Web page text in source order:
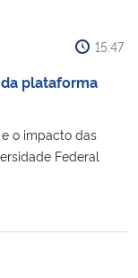
15:47
plataforma
o impacto das
Federal